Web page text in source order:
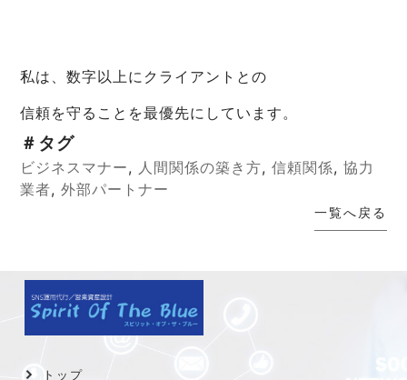
私は、数字以上にクライアントとの
信頼を守ることを最優先にしています。
＃タグ
ビジネスマナー, 人間関係の築き方,信頼関係,協力
業者,外部パートナー
一覧へ戻る
トップ